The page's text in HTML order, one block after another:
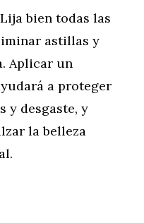
Lija bien todas las
astillas y
Aplicar un
a proteger
y desgaste, y
la belleza